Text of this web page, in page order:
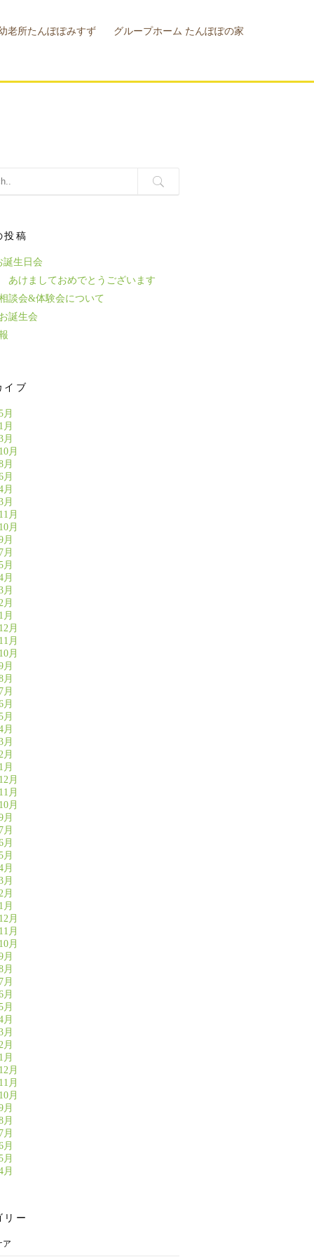
老所たんぽぽみすず グループホーム たんぽぽの家
投稿
誕生日会
あけましておめでとうございます
談会&体験会について
誕生会
イブ
月
月
月
月
月
月
月
月
月
月
月
月
月
月
月
月
月
月
月
月
月
月
月
月
月
月
月
月
月
月
月
月
月
月
月
月
月
月
月
月
月
月
月
月
月
月
月
月
月
月
月
月
月
月
月
月
月
月
月
月
月
リー
ア